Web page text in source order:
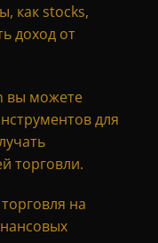
как stocks,
доход от
вы можете
для
торговли.
на